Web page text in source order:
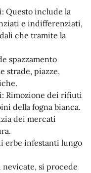
Questo include la
e indifferenziati,
che tramite la
spazzamento
strade, piazze,
Rimozione dei rifiuti
della fogna bianca.
dei mercati
erbe infestanti lungo
nevicate, si procede